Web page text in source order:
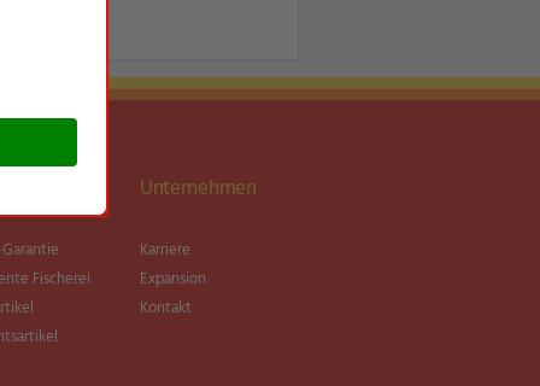
Fischerei
Unternehmen
Karriere
Expansion
Kontakt